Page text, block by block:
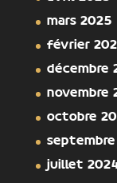
mars 2025
février
décembre
novembre
octobre
juillet